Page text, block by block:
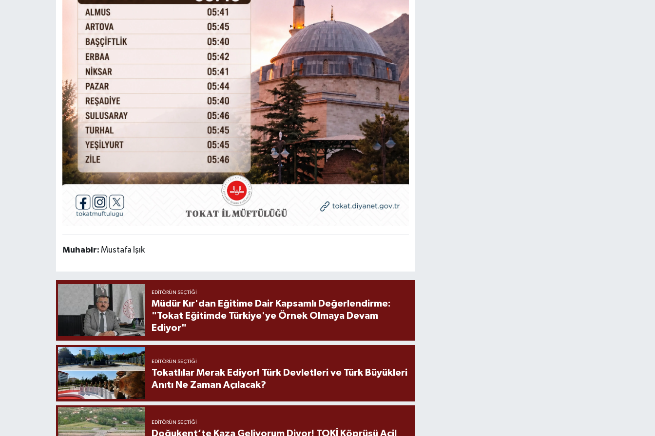
Muhabir: Mustafa Işık
EDITÖRÜN SEÇTIĞI
Müdür Kır'dan Eğitime Dair Kapsamlı Değerlendirme:
"Tokat Eğitimde Türkiye'ye Örnek Olmaya Devam
Ediyor"
EDITÖRÜN SEÇTIĞI
Tokatlılar Merak Ediyor! Türk Devletleri ve Türk Büyükleri
Anıtı Ne Zaman Açılacak?
EDITÖRÜN SEÇTIĞI
Doğukent’te Kaza Geliyorum Diyor! TOKİ Köprüsü Acil